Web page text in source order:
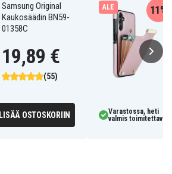
Samsung Original
Kaukosäädin BN59-
01358C
(55)
19,89 €
LISÄÄ OSTOSKORIIN
ALE 11%
Varastossa, heti
valmis